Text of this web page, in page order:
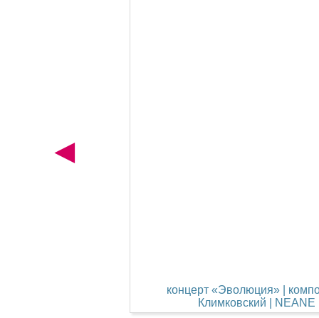
◄
концерт «Эволюция» |
Климковский | NEANE